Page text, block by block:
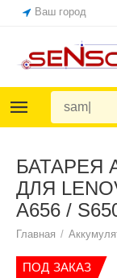
Ваш город
БАТАРЕЯ
ДЛЯ
A656 /
Главная /
ПОД ЗАКАЗ